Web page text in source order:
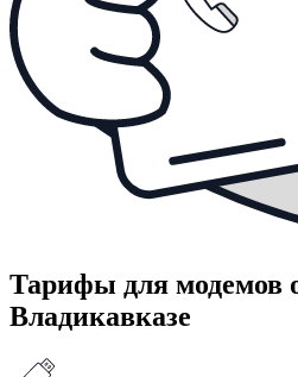
Тарифы для модемов
Владикавказе